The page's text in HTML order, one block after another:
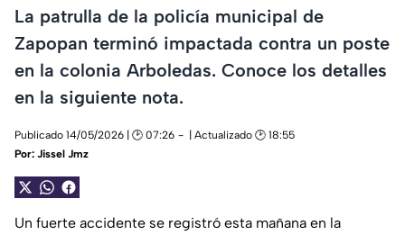
La patrulla de la policía municipal de
Zapopan terminó impactada contra un poste
en la colonia Arboledas. Conoce los detalles
en la siguiente nota.
Publicado 14/05/2026 | 🕑 07:26
| Actualizado 🕑 18:55
Por: Jissel Jmz
Un fuerte accidente se registró esta mañana en la